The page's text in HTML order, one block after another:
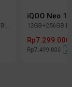
12GB+256GB Onyx Black
iQOO Neo 10
Rp7.299.000
Rp7.499.000 -